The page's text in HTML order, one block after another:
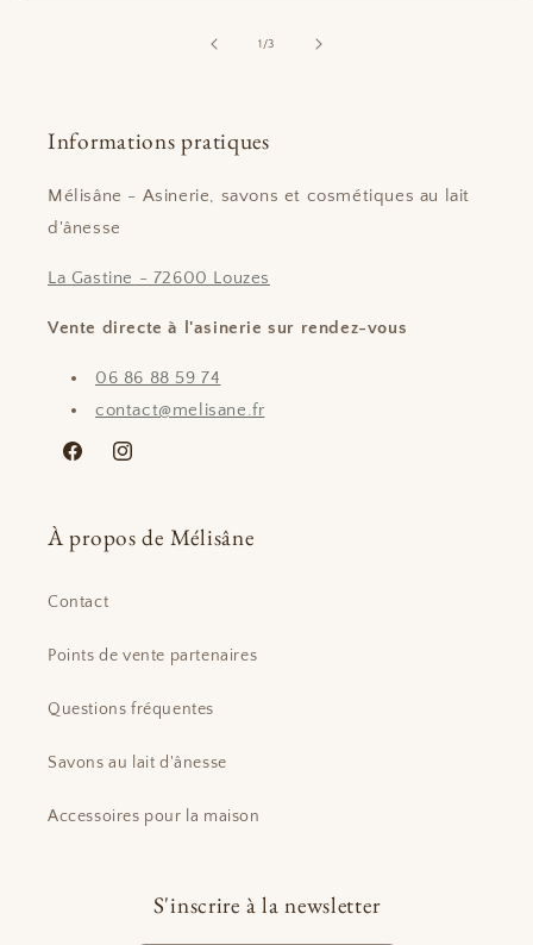
1 /de
3
Informations pratiques
Mélisâne - Asinerie, savons et cosmétiques au lait
d'ânesse
La Gastine - 72600 Louzes
Vente directe à l'asinerie sur rendez-vous
06 86 88 59 74
contact@melisane.fr
FacebookInstagram
À propos de Mélisâne
Contact
Points de vente partenaires
Questions fréquentes
Savons au lait d'ânesse
Accessoires pour la maison
S'inscrire à la newsletter